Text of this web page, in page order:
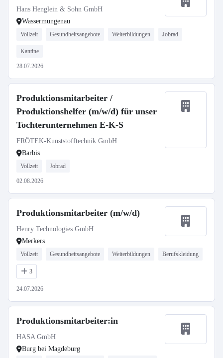
Hans Henglein & Sohn GmbH
Wassermungenau
Vollzeit Gesundheitsangebote Weiterbildungen Jobrad
Kantine
28.07.2026
Produktionsmitarbeiter /
Produktionshelfer (m/w/d) für unser
Tochterunternehmen E-K-S
FRÖTEK-Kunststofftechnik GmbH
Barbis
Vollzeit Jobrad
02.08.2026
Produktionsmitarbeiter (m/w/d)
Henry Technologies GmbH
Merkers
Vollzeit Gesundheitsangebote Weiterbildungen Berufskleidung
3
24.07.2026
Produktionsmitarbeiter:in
HASA GmbH
Burg bei Magdeburg